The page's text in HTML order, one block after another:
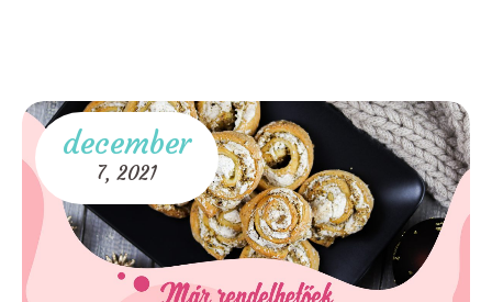
december
7, 2021